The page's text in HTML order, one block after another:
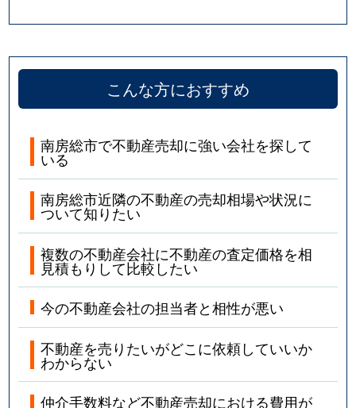
こんな方におすすめ
南房総市で不動産売却に強い会社を探して
いる
南房総市近隣の不動産の売却相場や状況に
ついて知りたい
複数の不動産会社に不動産の査定価格を相
見積もりして比較したい
今の不動産会社の担当者と相性が悪い
不動産を売りたいがどこに依頼していいか
わからない
仲介手数料など不動産売却における費用が